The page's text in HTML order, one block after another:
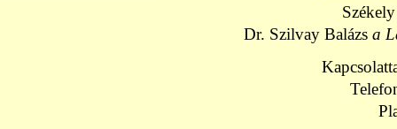
Dr. Szilvay Balázsa